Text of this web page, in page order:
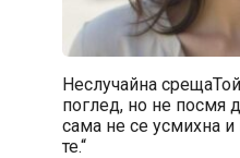
Неслучайна
поглед, но не посмя
сама не се усмихна
те.“